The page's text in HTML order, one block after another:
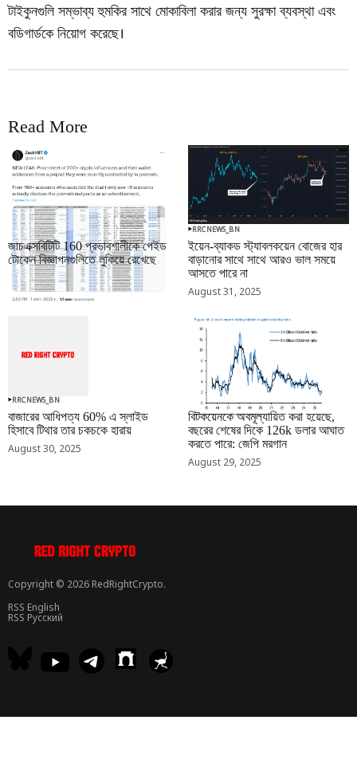
টাইকুনগুলি সম্ভাব্য হুমকির সাথে মোকাবিলা করার জন্য সুরক্ষা ব্যবস্থা এবং
বডিগার্ডকে নিয়োগ করেছে।
Read More
RRCNEWS_BN
জাচএক্সবিটিটি 160 প্রভাবশালীকে পেইড
টোকেন বিজ্ঞাপনগুলিতে লুকিয়ে রেখেছে
September 01, 2025
RRCNEWS_BN
ইয়েন-ব্যাকড স্ট্যাবলকয়েন বোজের হার
বাড়ানোর সাথে সাথে আরও ভাল সময়ে
আসতে পারে না
August 31, 2025
RRCNEWS_BN
বাজারের আধিপত্য 60% এ স্লাইড
হিসাবে টিথার তার চকচকে হারায়
August 30, 2025
RRCNEWS_BN
বিটকয়েনকে অবমূল্যায়িত করা হয়েছে,
বছরের শেষের দিকে 126k ডলার আঘাত
করতে পারে: জেপি মরগান
August 29, 2025
Copyright © 2026 RedRightCrypto.
RSS English
RSS Русский